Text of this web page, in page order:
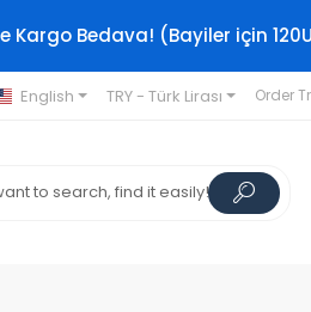
Kargo Bedava! (Bayiler için
English TRY - Türk Lirası Order